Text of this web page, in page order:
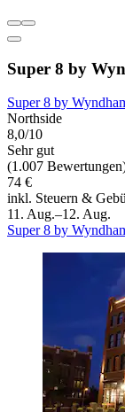
Super 8 by
Super 8 by
Northside
8,0/10
Sehr gut
(1.007
74 €
inkl. Steuern &
11. Aug.–12. Aug.
Super 8 by